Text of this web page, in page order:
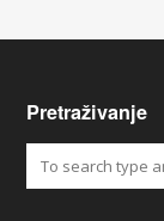
Pretraživanje